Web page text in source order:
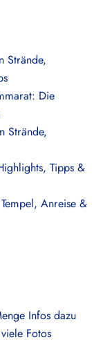
Strände,
Die
Strände,
Tipps &
Anreise &
Infos dazu
Fotos